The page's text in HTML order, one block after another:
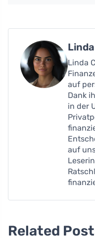
Linda
auf
Dank
in der
auf
Related